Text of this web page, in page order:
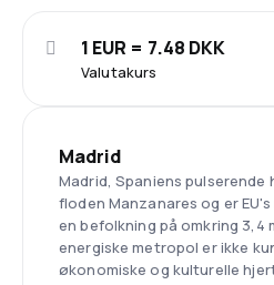
Valutakurs
1 EUR = 7.48 DKK
Madrid
Madrid, Spaniens pulserende
floden Manzanares og er
en befolkning på omkring 3,4
energiske metropol er ikke
økonomiske og kulturelle